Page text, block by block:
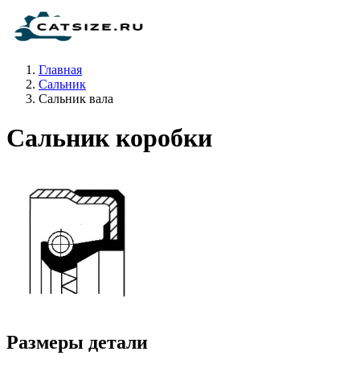
Главная
Сальник
Сальник вала
Сальник коробки
Размеры детали